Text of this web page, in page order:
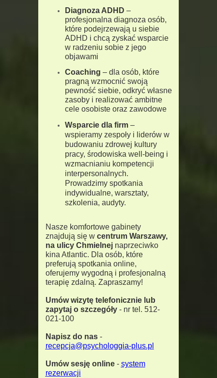
Diagnoza ADHD –
profesjonalna diagnoza osób,
które podejrzewają u siebie
ADHD i chcą zyskać wsparcie
w radzeniu sobie z jego
objawami
Coaching – dla osób, które
pragną wzmocnić swoją
pewność siebie, odkryć własne
zasoby i realizować ambitne
cele osobiste oraz zawodowe
Wsparcie dla firm–
wspieramy zespoły i liderów w
budowaniu zdrowej kultury
pracy, środowiska well-being i
wzmacnianiu kompetencji
interpersonalnych.
Prowadzimy spotkania
indywidualne, warsztaty,
szkolenia, audyty.
Nasze komfortowe gabinety
znajdują się w centrum Warszawy,
na ulicy Chmielnejnaprzeciwko
kina Atlantic. Dla osób, które
preferują spotkania online,
oferujemy wygodną i profesjonalną
terapię zdalną. Zapraszamy!
Umów wizytę telefonicznie lub
zapytaj o szczegóły- nr tel. 512-
021-100
Napisz do nas-
recepcja@psychologgia-plus.pl
Umów sesję online- system
rezerwacji